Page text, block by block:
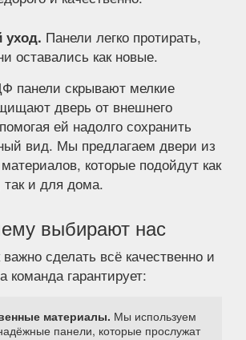
уход. Панели легко протирать,
оставались как новые.
панели скрывают мелкие
дверь от внешнего
ей надолго сохранить
вид. Мы предлагаем двери из
которые подойдут как
и для дома.
выбирают нас
сделать всё качественно и
гарантирует:
материалы. Мы используем
панели, которые прослужат